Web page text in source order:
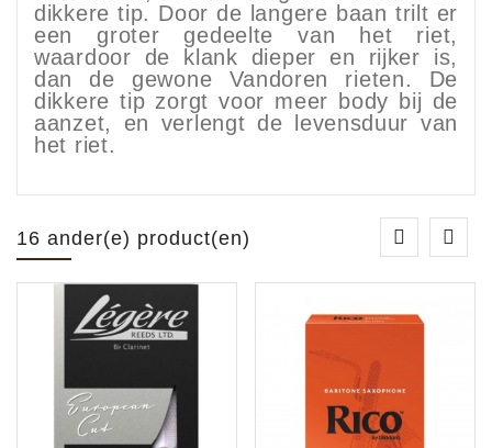
dikkere tip. Door de langere baan trilt er
een groter gedeelte van het riet,
waardoor de klank dieper en rijker is,
dan de gewone Vandoren rieten. De
dikkere tip zorgt voor meer body bij de
aanzet, en verlengt de levensduur van
het riet.
16 ander(e) product(en)